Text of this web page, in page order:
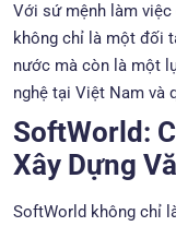
Với sứ mệnh làm việc
không chỉ là một đối
nước mà còn là một
nghệ tại Việt Nam và
SoftWorld:
Xây Dựng
SoftWorld không chỉ